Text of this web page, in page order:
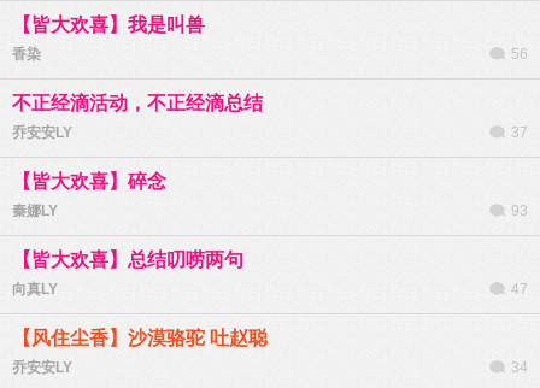
【皆大欢喜】我是叫兽
香染 56
不正经滴活动，不正经滴总结
乔安安LY 37
【皆大欢喜】碎念
秦娜LY 93
【皆大欢喜】总结叨唠两句
向真LY 47
【风住尘香】沙漠骆驼 吐赵聪
乔安安LY 34